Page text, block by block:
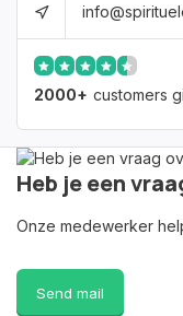
2000+ customers
Heb je een
Onze medewerker
Send mail